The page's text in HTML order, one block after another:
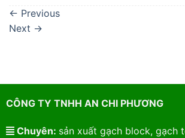
← Previous
Next →
CÔNG TY TNHH AN CHI PHƯƠNG
Chuyên: sản xuất gạch block, gạch